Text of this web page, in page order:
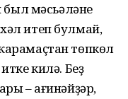
был мәсьәләне
итеп булмай,
төпкөл
килә. Беҙ
– ағинәйҙәр,